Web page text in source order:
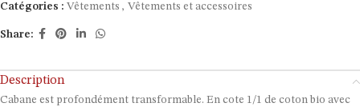
Catégories : Vêtements , Vêtements et accessoires
Share:
Description
Cabane est profondément transformable. En cote 1/1 de coton bio avec